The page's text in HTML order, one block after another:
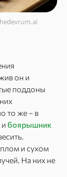
он и
поддоны
то же – в
и боярышник
и сухом
На них не